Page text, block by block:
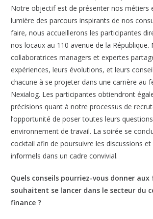
Notre objectif est de présenter nos métiers
lumière des parcours inspirants de nos
faire, nous accueillerons les participantes
nos locaux au 110 avenue de la République.
collaboratrices managers et expertes
expériences, leurs évolutions, et leurs
chacune à se projeter dans une carrière au
Nexialog. Les participantes obtiendront
précisions quant à notre processus de
l’opportunité de poser toutes leurs
environnement de travail. La soirée se
cocktail afin de poursuivre les discussions et
informels dans un cadre convivial.
Quels conseils pourriez-vous donner aux
souhaitent se lancer dans le secteur du
finance ?